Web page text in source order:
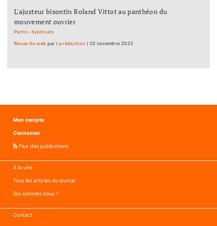
L'ajusteur bisontin Roland Vittot au panthéon du
mouvement ouvrier
Partis -Syndicats
Revue du web par La rédaction 02 novembre 2021
Mon compte
Connexion
Flux des publications
À la une
Tous les articles du journal
Qui sommes nous ?
Contact